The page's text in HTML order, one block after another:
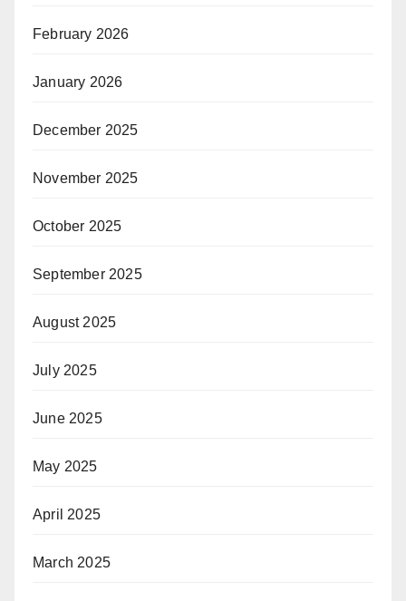
February 2026
January 2026
December 2025
November 2025
October 2025
September 2025
August 2025
July 2025
June 2025
May 2025
April 2025
March 2025